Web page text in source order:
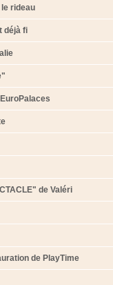
rideau
déjà fi
de Valéri
de PlayTime